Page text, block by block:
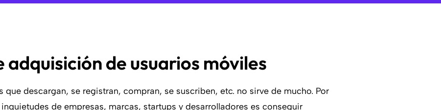
de usuarios móviles
que descargan, se registran, compran, se suscriben, etc. no sirve de mucho. Por
de empresas, marcas, startups y desarrolladores es conseguir